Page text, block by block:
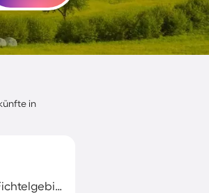
in
Marktredwitz, Landkreis Wunsiedel i. Fichtelgebirge, Deutschland